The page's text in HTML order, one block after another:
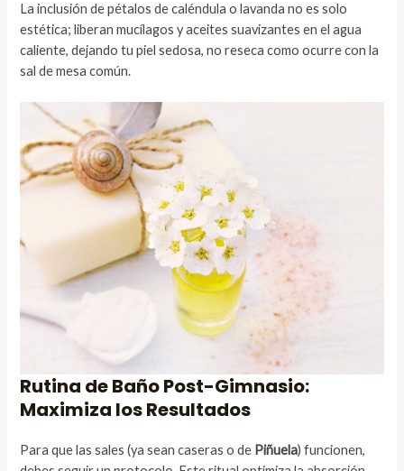
La inclusión de pétalos de caléndula o lavanda no es solo
estética; liberan mucílagos y aceites suavizantes en el agua
caliente, dejando tu piel sedosa, no reseca como ocurre con la
sal de mesa común.
Rutina de Baño Post-Gimnasio:
Maximiza los Resultados
Para que las sales (ya sean caseras o de Piñuela) funcionen,